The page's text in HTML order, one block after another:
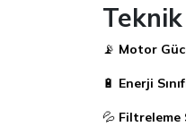
📡 Motor
🔋 Enerji
💦 Filtreleme